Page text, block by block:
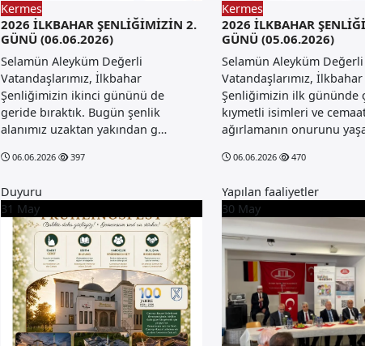
Kermes
2026 İLKBAHAR ŞENLİĞİMİZİN 2.
GÜNÜ (06.06.2026)
Selamün Aleyküm Değerli
Vatandaşlarımız, İlkbahar
Şenliğimizin ikinci gününü de
geride bıraktık. Bugün şenlik
alanımız uzaktan yakından g…
06.06.2026 397
Kermes
2026 İLKBAHAR
GÜNÜ (05.06.2026)
Selamün Aleyküm Değerli
Vatandaşlarımız, İlkbahar
Şenliğimizin ilk gününde
kıymetli isimleri ve
ağırlamanın onurunu
06.06.2026 470
Duyuru
31 May
Yapılan faaliyetler
30 May